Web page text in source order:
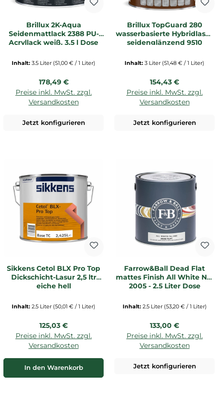
Brillux 2K-Aqua
Seidenmattlack 2388 PU-
Acryllack weiß, 3,5 l Dose
bitte sep. bestellen)
Inhalt: 3.5 Liter (51,00 € / 1 Liter)
Regulärer Preis:
178,49 €
Preise inkl. MwSt. zzgl.
Versandkosten
Jetzt konfigurieren
Brillux TopGuard 280
wasserbasierte Hybridlasur
seidenglänzend 9510
Inhalt: 3 Liter (51,48 € / 1 Liter)
Regulärer Preis:
154,43 €
Preise inkl. MwSt. zzgl.
Versandkosten
Jetzt konfigurieren
Sikkens Cetol BLX Pro Top
Dickschicht-Lasur 2,5 ltr
eiche hell
Inhalt: 2.5 Liter (50,01 € / 1 Liter)
Regulärer Preis:
125,03 €
Preise inkl. MwSt. zzgl.
Versandkosten
In den Warenkorb
Farrow&Ball Dead Flat
mattes Finish All White No.
2005 - 2,5 Liter Dose
Inhalt: 2.5 Liter (53,20 € / 1 Liter)
Regulärer Preis:
133,00 €
Preise inkl. MwSt. zzgl.
Versandkosten
Jetzt konfigurieren